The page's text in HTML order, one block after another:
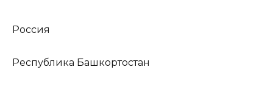
Россия
Республика Башкортостан